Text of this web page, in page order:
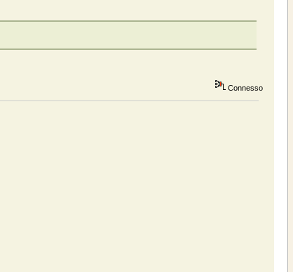
Connesso